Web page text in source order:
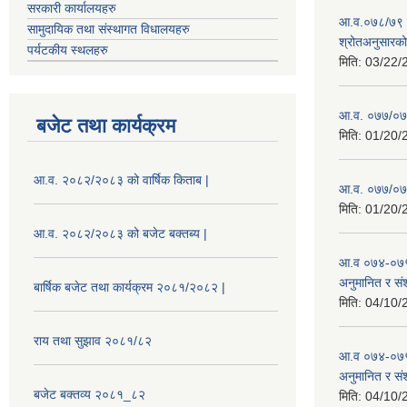
सरकारी कार्यालयहरु
सामुदायिक तथा संस्थागत विधालयहरु
पर्यटकीय स्थलहरु
बजेट तथा कार्यक्रम
आ.व. २०८२/२०८३ को वार्षिक किताब |
आ.व. २०८२/२०८३ को बजेट बक्तब्य |
बार्षिक बजेट तथा कार्यक्रम २०८१/२०८२ |
राय तथा सुझाव २०८१/८२
बजेट बक्तव्य २०८१_८२
आ.व.०७८/७९
मिति: 03/22/
आ.व. ०७७/
मिति: 01/20/
आ.व. ०७७/
मिति: 01/20/
आ.व ०७४-
अनुमानित र
मिति: 04/10/
आ.व ०७४-
अनुमानित र
मिति: 04/10/